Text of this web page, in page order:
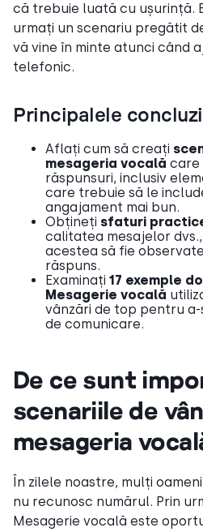
că trebuie luată cu ușurință.
urmați un scenariu pregătit
vă vine în minte atunci când
telefonic.
Principalele
Aflați cum să creați
mesageria vocală care
răspunsuri, inclusiv
care trebuie să le
angajament mai bun.
Obțineți sfaturi
calitatea mesajelor
acestea să fie
răspuns.
Examinați 17 exemple
Mesagerie vocală
vânzări de top pentru
de comunicare.
De ce sunt
scenariile de
mesageria
În zilele noastre, mulți
nu recunosc numărul. Prin
Mesagerie vocală este